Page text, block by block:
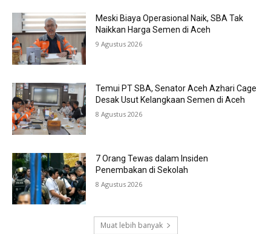
Meski Biaya Operasional Naik, SBA Tak
Naikkan Harga Semen di Aceh
9 Agustus 2026
Temui PT SBA, Senator Aceh Azhari Cage
Desak Usut Kelangkaan Semen di Aceh
8 Agustus 2026
7 Orang Tewas dalam Insiden
Penembakan di Sekolah
8 Agustus 2026
Muat lebih banyak